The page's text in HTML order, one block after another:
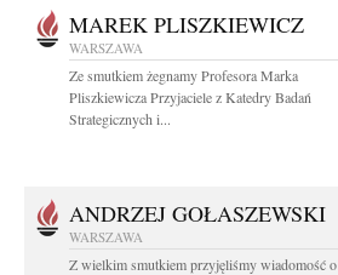
MAREK PLISZKIEWICZ
WARSZAWA
Ze smutkiem żegnamy Profesora Marka
Pliszkiewicza Przyjaciele z Katedry Badań
Strategicznych i...
ANDRZEJ GOŁASZEWSKI
WARSZAWA
Z wielkim smutkiem przyjęliśmy wiadomość o